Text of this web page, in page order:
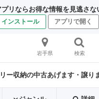
プリならお得な情報を見逃さな
インストール アプリで開く
岩手県 検索
ー収納の中古あげます・譲り